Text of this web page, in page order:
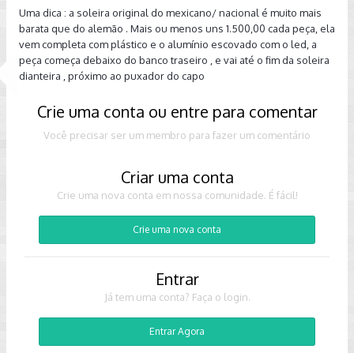
Uma dica : a soleira original do mexicano/ nacional é muito mais
barata que do alemão . Mais ou menos uns 1.500,00 cada peça, ela
vem completa com plástico e o alumínio escovado com o led, a
peça começa debaixo do banco traseiro , e vai até o fim da soleira
dianteira , próximo ao puxador do capo
Crie uma conta ou entre para comentar
Você precisar ser um membro para fazer um comentário
Criar uma conta
Crie uma nova conta em nossa comunidade. É fácil!
Crie uma nova conta
Entrar
Já tem uma conta? Faça o login.
Entrar Agora